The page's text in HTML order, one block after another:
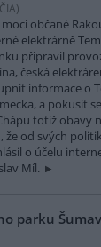
ČIA)
občané
elektrárně
připravil
česká
informace o
a pokusit
totiž obavy
že od svých
o účelu
Míl.
parku